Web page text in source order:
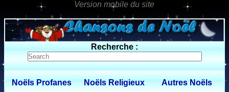
0 $limitbot 1 $limittot 2
Recherche :
Noëls Profanes Noëls Religieux Autres Noëls